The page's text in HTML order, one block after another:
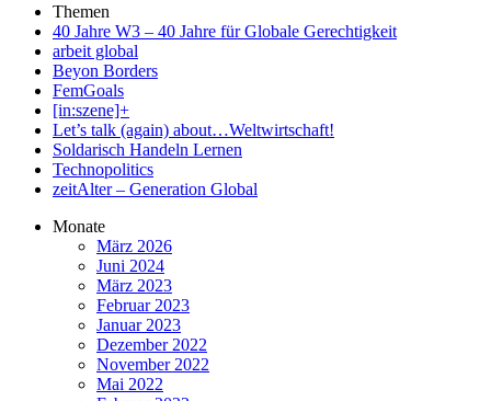
Themen
40 Jahre W3 – 40 Jahre für Globale Gerechtigkeit
arbeit global
Beyon Borders
FemGoals
[in:szene]+
Let’s talk (again) about…Weltwirtschaft!
Soldarisch Handeln Lernen
Technopolitics
zeitAlter – Generation Global
Monate
März 2026
Juni 2024
März 2023
Februar 2023
Januar 2023
Dezember 2022
November 2022
Mai 2022